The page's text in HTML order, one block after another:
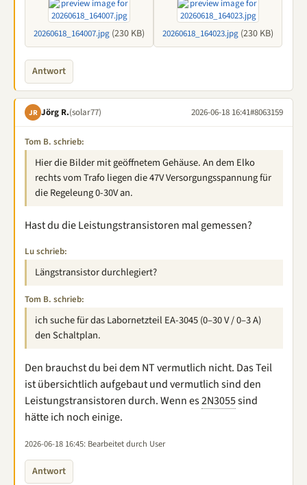
20260618_164007.jpg (230 KB) 20260618_164023.jpg (230 KB)
Antwort
JR Jörg R.(solar77) 2026-06-18 16:41#8063159
Tom B. schrieb:
Hier die Bilder mit geöffnetem Gehäuse. An dem Elko
rechts vom Trafo liegen die 47V Versorgungsspannung für
die Regeleung 0-30V an.
Hast du die Leistungstransistoren mal gemessen?
Lu schrieb:
Längstransistor durchlegiert?
Tom B. schrieb:
ich suche für das Labornetzteil EA-3045 (0–30 V / 0–3 A)
den Schaltplan.
Den brauchst du bei dem NT vermutlich nicht. Das Teil
ist übersichtlich aufgebaut und vermutlich sind den
Leistungstransistoren durch. Wenn es2N3055sind
hätte ich noch einige.
2026-06-18 16:45: Bearbeitet durch User
Antwort